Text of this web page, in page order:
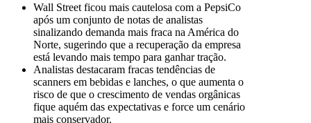
Wall Street ficou mais cautelosa com a PepsiCo
após um conjunto de notas de analistas
sinalizando demanda mais fraca na América do
Norte, sugerindo que a recuperação da empresa
está levando mais tempo para ganhar tração.
Analistas destacaram fracas tendências de
scanners em bebidas e lanches, o que aumenta o
risco de que o crescimento de vendas orgânicas
fique aquém das expectativas e force um cenário
mais conservador.